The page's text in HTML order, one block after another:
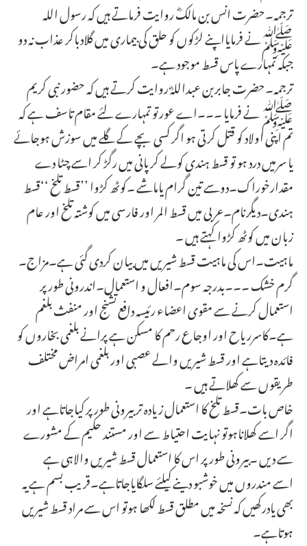
ترجمہ۔حضرت انس بن مالکؓ روایت فرماتے ہیں کہ رسول اللہ
ﷺنے فرمایااپنے لڑکوں کو حلق کی بیماری میں گلادباکر عذاب نہ دو
جبکہ تمہارے پاس قسط موجود ہے۔
ترجمہ۔حضرت جابربن عبداللہؓ روایت کرتے ہیں کہ حضور نبی کریم
ﷺ نے فرمایا ۔۔۔اے عورتو تمہارے لئے مقام تاسف ہے کہ
تم اپنی اولاد کو قتل کرتی ہو اگر کسی بچے کے گلے میں سوزش ہوجائے
یا سرمیں درد ہو تو قسط ہندی کولے کرپانی میں رگڑ کر اسے چٹا دے
مقدارخوراک۔دوسے تین گرام یاماشے ۔کوٹھ کڑوا ’’قسط تلخ ‘‘قسط
ہندی۔دیگرنام۔عربی میں قسط المر اور فارسی میں کوشتہ تلخ اور عام
زبان میں کوٹھ کڑوا کہتے ہیں ۔
ماہیت۔اس کی ماہیت قسط شیریں میں بیان کردی گئی ہے۔مزاج۔
گرم خشک ۔۔۔بدرجہ سوم۔افعال و استعمال۔اندرونی طور پر
استعمال کرنے سے مقوی اعضاء رئیسہ دافع تشنج اور منفث بلغم
ہے۔کاسرریاح اور اوجاع رحم کا مسکن ہے پرانے بلغمی بخاروں کو
فائدہ دیتاہے اور قسط شیریں والے عصبی اور بلغمی امراض مختلف
طریقوں سے کھلاتے ہیں ۔
خاص بات۔قسط تلخ کا استعمال زیادہ تر بیرونی طور پر کیاجاتاہے اور
اگر اسے کھلاناہوتو نہایت احتیاط سے اور مستند حکیم کے مشورے
سے دیں ۔بیرونی طورپر اس کا استعمال قسط شیریں والاہی ہے
اسے مندروں میں خوشبو دینے کیلئے سلگایاجاتاہے۔قریب بسم ہے یہ
بھی یادرکھیں کہ نسخہ میں مطلق قسط لکھا ہوتو اس سے مراد قسط شیریں
ہوتاہے۔